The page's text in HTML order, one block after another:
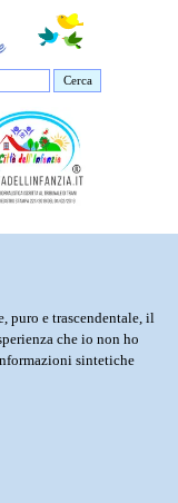
Cerca
puro e trascendentale, il
che io non ho
sintetiche